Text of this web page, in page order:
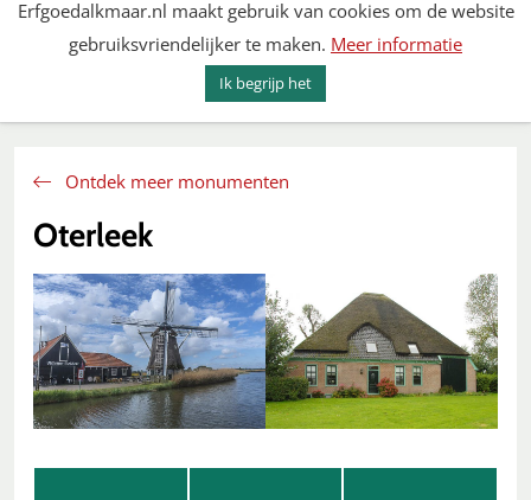
Spring
Erfgoedalkmaar.nl maakt gebruik van cookies om de website
gebruiksvriendelijker te maken. Meer informatie
Ik begrijp het
Ontdek meer monumenten
Oterleek